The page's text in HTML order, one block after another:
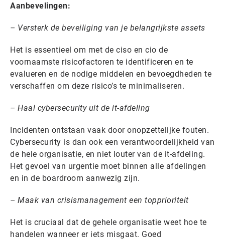
Aanbevelingen:
– Versterk de beveiliging van je belangrijkste assets
Het is essentieel om met de ciso en cio de
voornaamste risicofactoren te identificeren en te
evalueren en de nodige middelen en bevoegdheden te
verschaffen om deze risico’s te minimaliseren.
– Haal cybersecurity uit de it-afdeling
Incidenten ontstaan vaak door onopzettelijke fouten.
Cybersecurity is dan ook een verantwoordelijkheid van
de hele organisatie, en niet louter van de it-afdeling.
Het gevoel van urgentie moet binnen alle afdelingen
en in de boardroom aanwezig zijn.
– Maak van crisismanagement een topprioriteit
Het is cruciaal dat de gehele organisatie weet hoe te
handelen wanneer er iets misgaat. Goed